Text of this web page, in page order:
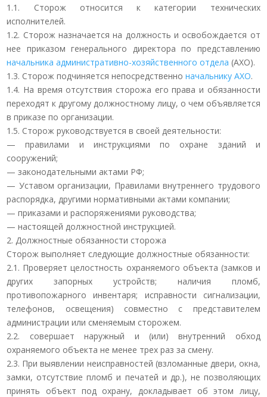
1.1. Сторож относится к категории технических
исполнителей.
1.2. Сторож назначается на должность и освобождается от
нее приказом генерального директора по представлению
начальника административно-хозяйственного отдела (АХО).
1.3. Сторож подчиняется непосредственноначальнику АХО.
1.4. На время отсутствия сторожа его права и обязанности
переходят к другому должностному лицу, о чем объявляется
в приказе по организации.
1.5. Сторож руководствуется в своей деятельности:
— правилами и инструкциями по охране зданий и
сооружений;
— законодательными актами РФ;
— Уставом организации, Правилами внутреннего трудового
распорядка, другими нормативными актами компании;
— приказами и распоряжениями руководства;
— настоящей должностной инструкцией.
2. Должностные обязанности сторожа
Сторож выполняет следующие должностные обязанности:
2.1. Проверяет целостность охраняемого объекта (замков и
других запорных устройств; наличия пломб,
противопожарного инвентаря; исправности сигнализации,
телефонов, освещения) совместно с представителем
администрации или сменяемым сторожем.
2.2. совершает наружный и (или) внутренний обход
охраняемого объекта не менее трех раз за смену.
2.3. При выявлении неисправностей (взломанные двери, окна,
замки, отсутствие пломб и печатей и др.), не позволяющих
принять объект под охрану, докладывает об этом лицу,